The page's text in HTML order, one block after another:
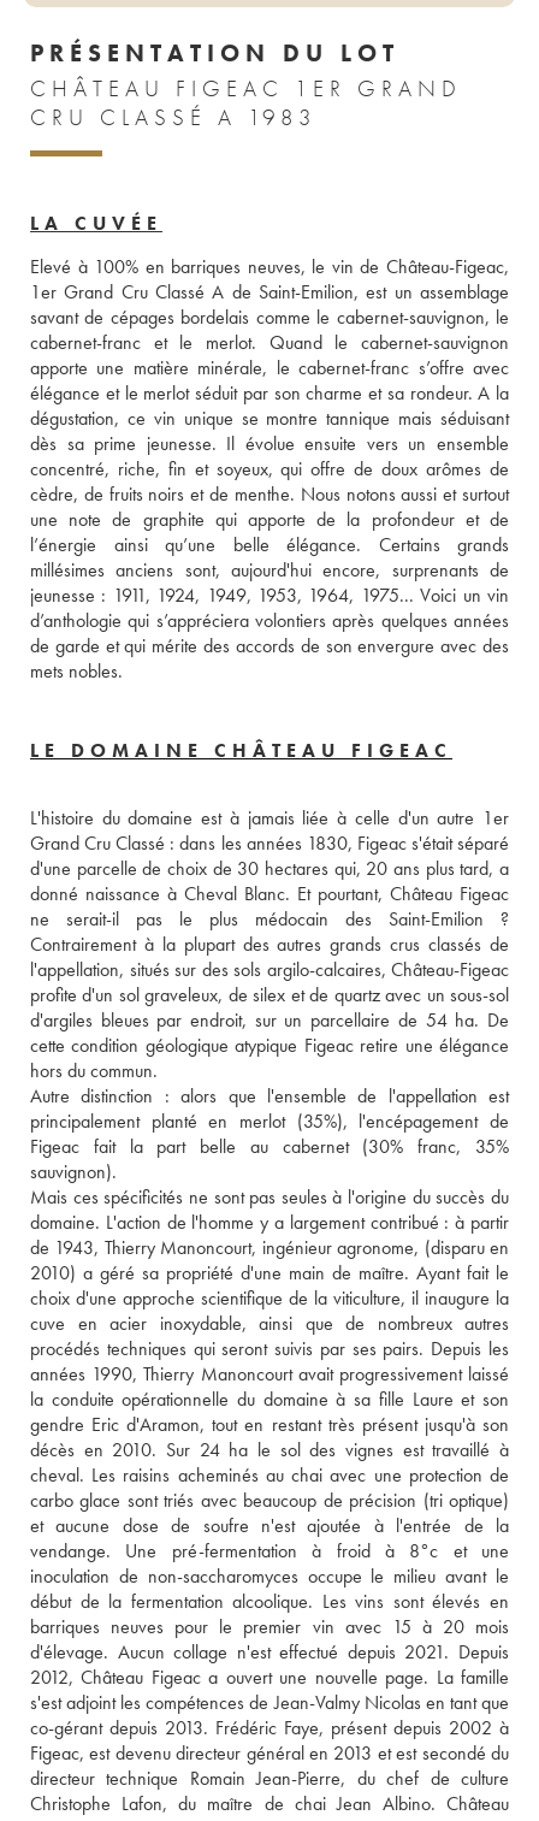
PRÉSENTATION DU LOT
CHÂTEAU FIGEAC 1ER GRAND
CRU CLASSÉ A 1983
LA CUVÉE
Elevé à 100% en barriques neuves, le vin de Château-Figeac,
1er Grand Cru Classé A de Saint-Emilion, est un assemblage
savant de cépages bordelais comme le cabernet-sauvignon, le
cabernet-franc et le merlot. Quand le cabernet-sauvignon
apporte une matière minérale, le cabernet-franc s’offre avec
élégance et le merlot séduit par son charme et sa rondeur. A la
dégustation, ce vin unique se montre tannique mais séduisant
dès sa prime jeunesse. Il évolue ensuite vers un ensemble
concentré, riche, fin et soyeux, qui offre de doux arômes de
cèdre, de fruits noirs et de menthe. Nous notons aussi et surtout
une note de graphite qui apporte de la profondeur et de
l’énergie ainsi qu’une belle élégance. Certains grands
millésimes anciens sont, aujourd'hui encore, surprenants de
jeunesse : 1911, 1924, 1949, 1953, 1964, 1975... Voici un vin
d’anthologie qui s’appréciera volontiers après quelques années
de garde et qui mérite des accords de son envergure avec des
mets nobles.
LE DOMAINE CHÂTEAU FIGEAC
L'histoire du domaine est à jamais liée à celle d'un autre 1er
Grand Cru Classé : dans les années 1830, Figeac s'était séparé
d'une parcelle de choix de 30 hectares qui, 20 ans plus tard, a
donné naissance à Cheval Blanc. Et pourtant, Château Figeac
ne serait-il pas le plus médocain des Saint-Emilion ?
Contrairement à la plupart des autres grands crus classés de
l'appellation, situés sur des sols argilo-calcaires, Château-Figeac
profite d'un sol graveleux, de silex et de quartz avec un sous-sol
d'argiles bleues par endroit, sur un parcellaire de 54 ha. De
cette condition géologique atypique Figeac retire une élégance
hors du commun.
Autre distinction : alors que l'ensemble de l'appellation est
principalement planté en merlot (35%), l'encépagement de
Figeac fait la part belle au cabernet (30% franc, 35%
sauvignon).
Mais ces spécificités ne sont pas seules à l'origine du succès du
domaine. L'action de l'homme y a largement contribué : à partir
de 1943, Thierry Manoncourt, ingénieur agronome, (disparu en
2010) a géré sa propriété d'une main de maître. Ayant fait le
choix d'une approche scientifique de la viticulture, il inaugure la
cuve en acier inoxydable, ainsi que de nombreux autres
procédés techniques qui seront suivis par ses pairs. Depuis les
années 1990, Thierry Manoncourt avait progressivement laissé
la conduite opérationnelle du domaine à sa fille Laure et son
gendre Eric d'Aramon, tout en restant très présent jusqu'à son
décès en 2010. Sur 24 ha le sol des vignes est travaillé à
cheval. Les raisins acheminés au chai avec une protection de
carbo glace sont triés avec beaucoup de précision (tri optique)
et aucune dose de soufre n'est ajoutée à l'entrée de la
vendange. Une pré-fermentation à froid à 8°c et une
inoculation de non-saccharomyces occupe le milieu avant le
début de la fermentation alcoolique. Les vins sont élevés en
barriques neuves pour le premier vin avec 15 à 20 mois
d'élevage. Aucun collage n'est effectué depuis 2021. Depuis
2012, Château Figeac a ouvert une nouvelle page. La famille
s'est adjoint les compétences de Jean-Valmy Nicolas en tant que
co-gérant depuis 2013. Frédéric Faye, présent depuis 2002 à
Figeac, est devenu directeur général en 2013 et est secondé du
directeur technique Romain Jean-Pierre, du chef de culture
Christophe Lafon, du maître de chai Jean Albino. Château